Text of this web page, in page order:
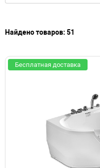
Найдено товаров: 51
Бесплатная доставка